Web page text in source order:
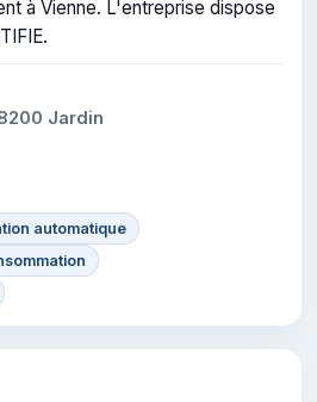
à Vienne. L'entreprise dispose
Jardin
automatique